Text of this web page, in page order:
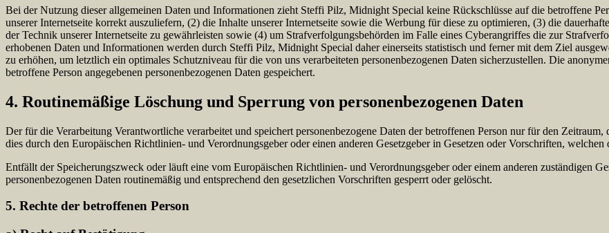
Bei der Nutzung dieser allgemeinen Daten und Informationen zieht Steffi Pilz, Midnight Special keine Rückschlüsse auf die betroffene
unserer Internetseite korrekt auszuliefern, (2) die Inhalte unserer Internetseite sowie die Werbung für diese zu optimieren, (3) die
der Technik unserer Internetseite zu gewährleisten sowie (4) um Strafverfolgungsbehörden im Falle eines Cyberangriffes die zur
erhobenen Daten und Informationen werden durch Steffi Pilz, Midnight Special daher einerseits statistisch und ferner mit dem Ziel
zu erhöhen, um letztlich ein optimales Schutzniveau für die von uns verarbeiteten personenbezogenen Daten sicherzustellen. Die
betroffene Person angegebenen personenbezogenen Daten gespeichert.
4. Routinemäßige Löschung und Sperrung von personenbezogenen Daten
Der für die Verarbeitung Verantwortliche verarbeitet und speichert personenbezogene Daten der betroffenen Person nur für den
dies durch den Europäischen Richtlinien- und Verordnungsgeber oder einen anderen Gesetzgeber in Gesetzen oder Vorschriften,
Entfällt der Speicherungszweck oder läuft eine vom Europäischen Richtlinien- und Verordnungsgeber oder einem anderen zuständigen
personenbezogenen Daten routinemäßig und entsprechend den gesetzlichen Vorschriften gesperrt oder gelöscht.
5. Rechte der betroffenen Person